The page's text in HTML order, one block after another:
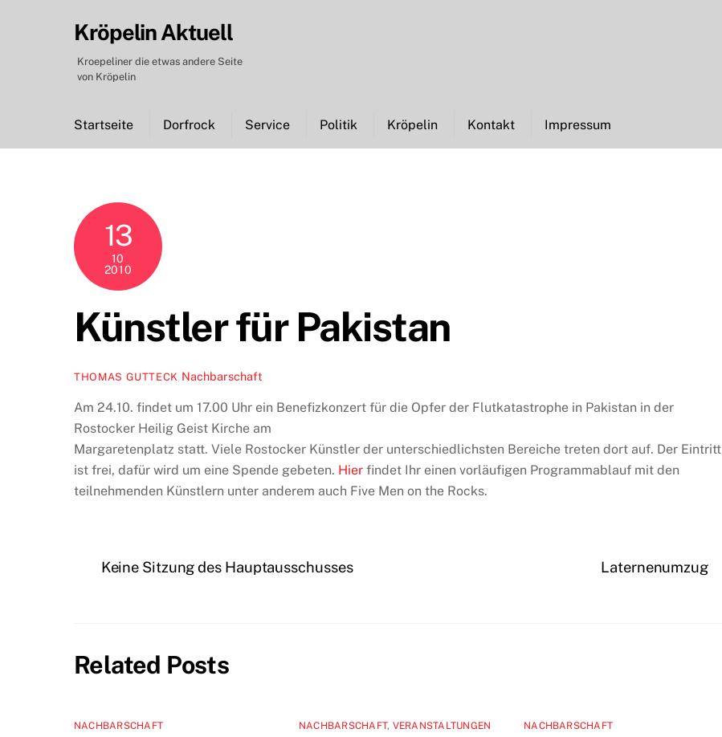
Kröpelin Aktuell
Kroepeliner die etwas andere Seite
von Kröpelin
Startseite Dorfrock Service Politik Kröpelin Kontakt Impressum
13
10
2010
Künstler für Pakistan
THOMAS GUTTECK Nachbarschaft
Am 24.10. findet um 17.00 Uhr ein Benefizkonzert für die Opfer der Flutkatastrophe in Pakistan in der
Rostocker Heilig Geist Kirche am
Margaretenplatz statt. Viele Rostocker Künstler der unterschiedlichsten Bereiche treten dort auf. Der Eintritt
ist frei, dafür wird um eine Spende gebeten. Hier findet Ihr einen vorläufigen Programmablauf mit den
teilnehmenden Künstlern unter anderem auch Five Men on the Rocks.
Keine Sitzung des Hauptausschusses Laternenumzug
Related Posts
NACHBARSCHAFT NACHBARSCHAFT, VERANSTALTUNGEN NACHBARSCHAFT